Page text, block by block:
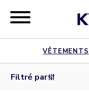
VÊTEMENTS
Filtré par